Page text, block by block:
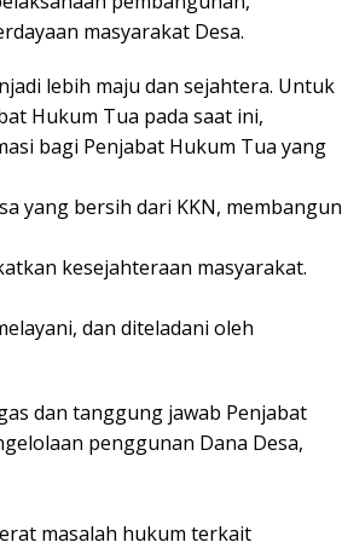
masyarakat Desa.
lebih maju dan sejahtera. Untuk
Hukum Tua pada saat ini,
bagi Penjabat Hukum Tua yang
yang bersih dari KKN, membangun
kesejahteraan masyarakat.
dan diteladani oleh
dan tanggung jawab Penjabat
penggunan Dana Desa,
masalah hukum terkait